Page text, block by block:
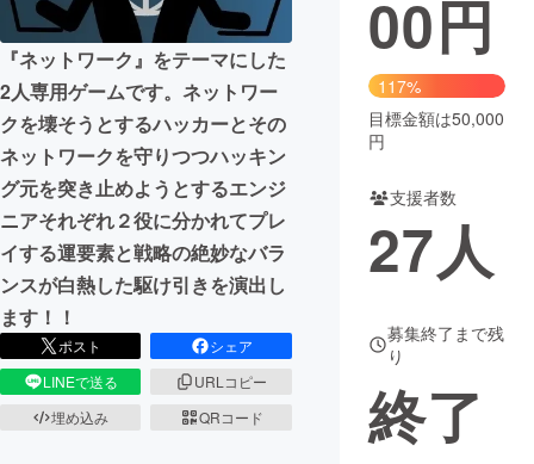
ビジネス・起業 チャレンジ
まちづくり・地域活性化
CAMPFIRE for Social Good
CAMPFIRE Creation
CAMPFIREふるさと納税
コミュニティ
『ネットワーク』をテーマにした
2人専用ゲームです。ネットワー
クを壊そうとするハッカーとその
ネットワークを守りつつハッキン
グ元を突き止めようとするエンジ
ニアそれぞれ２役に分かれてプレ
イする運要素と戦略の絶妙なバラ
ンスが白熱した駆け引きを演出し
ます！！
ポスト
シェア
LINEで送る
URLコピー
埋め込み
QRコード
00円
117%
目標金額は50,000
円
支援者数
27人
募集終了まで残
り
終了